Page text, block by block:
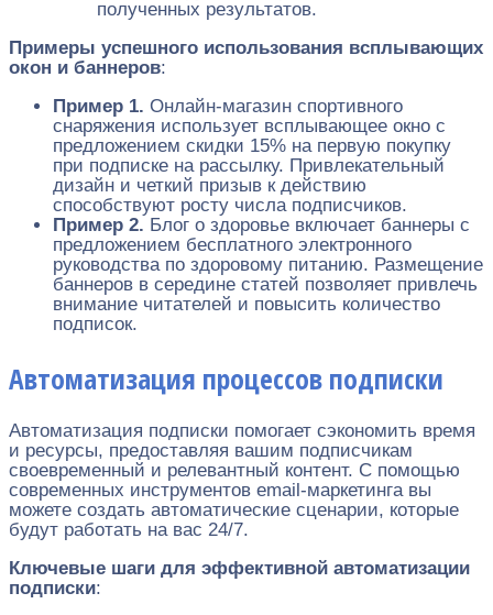
полученных результатов.
Примеры успешного использования всплывающих
окон и баннеров:
Пример 1. Онлайн-магазин спортивного
снаряжения использует всплывающее окно с
предложением скидки 15% на первую покупку
при подписке на рассылку. Привлекательный
дизайн и четкий призыв к действию
способствуют росту числа подписчиков.
Пример 2. Блог о здоровье включает баннеры с
предложением бесплатного электронного
руководства по здоровому питанию. Размещение
баннеров в середине статей позволяет привлечь
внимание читателей и повысить количество
подписок.
Автоматизация процессов подписки
Автоматизация подписки помогает сэкономить время
и ресурсы, предоставляя вашим подписчикам
своевременный и релевантный контент. С помощью
современных инструментов email-маркетинга вы
можете создать автоматические сценарии, которые
будут работать на вас 24/7.
Ключевые шаги для эффективной автоматизации
подписки: